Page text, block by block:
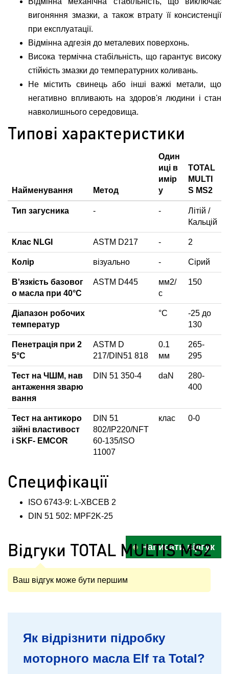
вигоняння змазки, а також втрату її консистенції
при експлуатації.
Відмінна адгезія до металевих поверхонь.
Висока термічна стабільність, що гарантує високу
стійкість змазки до температурних коливань.
Не містить свинець або інші важкі метали, що
негативно впливають на здоров'я людини і стан
навколишнього середовища.
Типові характеристики
Найменування Метод
Один
иці в
имір
у
TOTAL
MULTI
S MS2
Тип загусника - -
Літій /
Кальцій
Клас NLGI ASTM D217 - 2
Колір візуально - Сірий
В'язкість базовог
о масла при 40°C
ASTM D445
мм2/
с
150
Діапазон робочих
температур
°C
-25 до
130
Пенетрація при 2
5°C
ASTM D
217/DIN51 818
0.1
мм
265-
295
Тест на ЧШМ, нав
антаження зварю
вання
DIN 51 350-4 daN
280-
400
Тест на антикоро
зійні властивост
і SKF- EMCOR
DIN 51
802/IP220/NFT
60-135/ISO
11007
клас 0-0
Специфікації
ISO 6743-9: L-XBCEB 2
DIN 51 502: MPF2K-25
Відгуки TOTAL MULTIS MS2
Написати відгук
Ваш відгук може бути першим
Як відрізнити підробку
моторного масла Elf та Total?